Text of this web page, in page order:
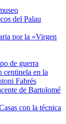
del Palau
por la «Virgen
de guerra
centinela en la
Fabrés
de Bartolomé
con la técnica